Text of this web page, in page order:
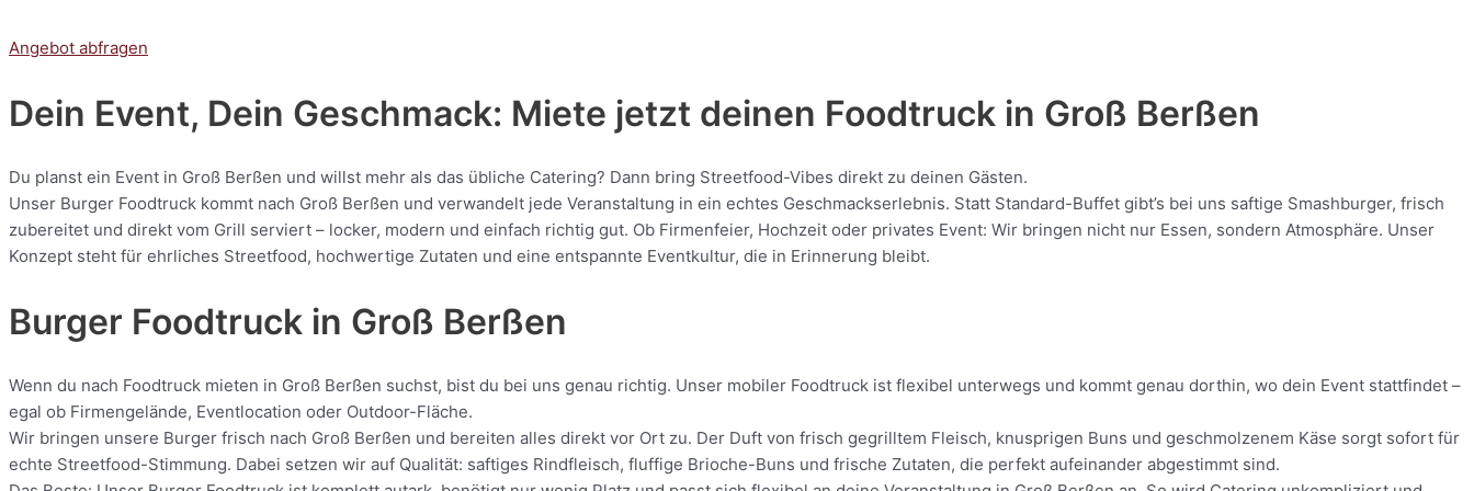
Angebot abfragen
Dein Event, Dein Geschmack: Miete jetzt deinen Foodtruck in Groß Berßen
Du planst ein Event in Groß Berßen und willst mehr als das übliche Catering? Dann bring Streetfood-Vibes direkt zu deinen Gästen.
Unser Burger Foodtruck kommt nach Groß Berßen und verwandelt jede Veranstaltung in ein echtes Geschmackserlebnis. Statt Standard-Buffet gibt’s bei uns saftige Smashburger, frisch
zubereitet und direkt vom Grill serviert – locker, modern und einfach richtig gut. Ob Firmenfeier, Hochzeit oder privates Event: Wir bringen nicht nur Essen, sondern Atmosphäre. Unser
Konzept steht für ehrliches Streetfood, hochwertige Zutaten und eine entspannte Eventkultur, die in Erinnerung bleibt.
Burger Foodtruck in Groß Berßen
Wenn du nach Foodtruck mieten in Groß Berßen suchst, bist du bei uns genau richtig. Unser mobiler Foodtruck ist flexibel unterwegs und kommt genau dorthin, wo dein Event stattfindet –
egal ob Firmengelände, Eventlocation oder Outdoor-Fläche.
Wir bringen unsere Burger frisch nach Groß Berßen und bereiten alles direkt vor Ort zu. Der Duft von frisch gegrilltem Fleisch, knusprigen Buns und geschmolzenem Käse sorgt sofort für
echte Streetfood-Stimmung. Dabei setzen wir auf Qualität: saftiges Rindfleisch, fluffige Brioche-Buns und frische Zutaten, die perfekt aufeinander abgestimmt sind.